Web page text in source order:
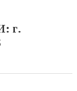
г.